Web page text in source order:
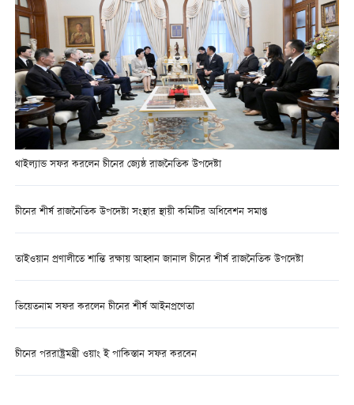
থাইল্যান্ড সফর করলেন চীনের জ্যেষ্ঠ রাজনৈতিক উপদেষ্টা
চীনের শীর্ষ রাজনৈতিক উপদেষ্টা সংস্থার স্থায়ী কমিটির অধিবেশন সমাপ্ত
তাইওয়ান প্রণালীতে শান্তি রক্ষায় আহ্বান জানাল চীনের শীর্ষ রাজনৈতিক উপদেষ্টা
ভিয়েতনাম সফর করলেন চীনের শীর্ষ আইনপ্রণেতা
চীনের পররাষ্ট্রমন্ত্রী ওয়াং ই পাকিস্তান সফর করবেন